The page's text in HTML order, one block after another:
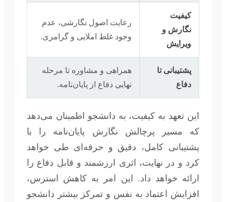
کیفیت
نگارش و
ویرایش
رعایت اصول نگارشی، عدم
وجود غلط املایی و گرامری.
پشتیبانی تا
دفاع
همراهی و مشاوره تا مرحله
نهایی دفاع از پایان‌نامه.
این تعهد به کیفیت، به دانشجو اطمینان می‌دهد
که مسیر پرچالش نگارش پایان‌نامه را با
پشتیبانی کامل، دقیق و حرفه‌ای طی خواهد
کرد و در نهایت، اثری ارزشمند و قابل دفاع را
ارائه خواهد داد. این امر به کاهش استرس،
افزایش اعتماد به نفس و تمرکز بیشتر دانشجو